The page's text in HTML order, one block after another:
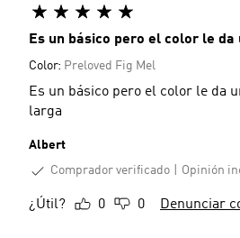
Es un básico pero el color le
Color: Preloved Fig Mel
Es un básico pero el color le da
larga
Albert
Comprador verificado
Opinión
¿Útil? 0 0 Denunciar